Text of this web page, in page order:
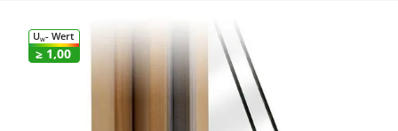
Balkontüren
UW- Wert
≥ 1,00